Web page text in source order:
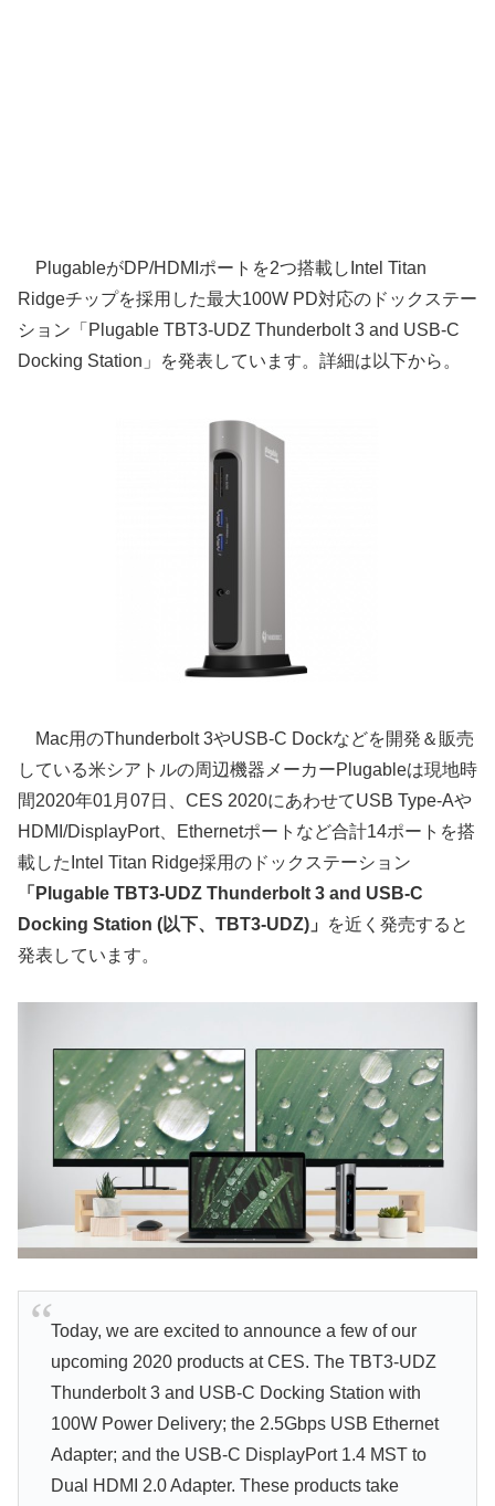
PlugableがDP/HDMIポートを2つ搭載しIntel Titan
Ridgeチップを採用した最大100W PD対応のドックステー
ション「Plugable TBT3-UDZ Thunderbolt 3 and USB-C
Docking Station」を発表しています。詳細は以下から。
Mac用のThunderbolt 3やUSB-C Dockなどを開発＆販売
している米シアトルの周辺機器メーカーPlugableは現地時
間2020年01月07日、CES 2020にあわせてUSB Type-Aや
HDMI/DisplayPort、Ethernetポートなど合計14ポートを搭
載したIntel Titan Ridge採用のドックステーション
「Plugable TBT3-UDZ Thunderbolt 3 and USB-C
Docking Station (以下、TBT3-UDZ)」
を近く発売すると
発表しています。
Today, we are excited to announce a few of our
upcoming 2020 products at CES. The TBT3-UDZ
Thunderbolt 3 and USB-C Docking Station with
100W Power Delivery; the 2.5Gbps USB Ethernet
Adapter; and the USB-C DisplayPort 1.4 MST to
Dual HDMI 2.0 Adapter. These products take